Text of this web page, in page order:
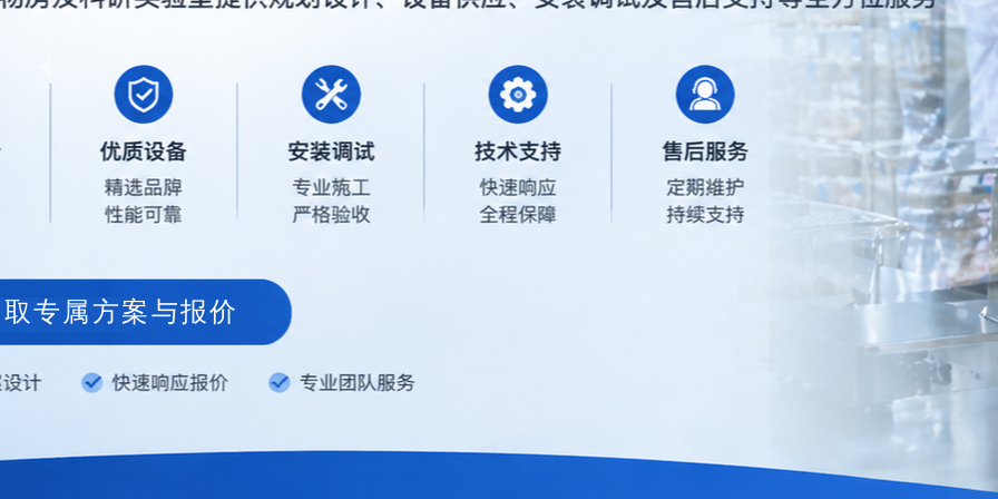
专属方案与报价
方案 查看案例